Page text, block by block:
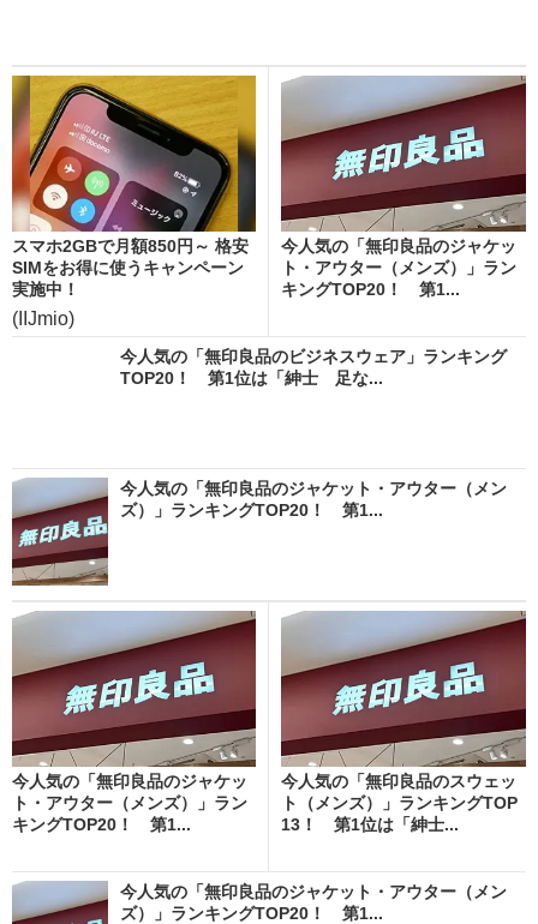
スマホ2GBで月額850円～ 格安
SIMをお得に使うキャンペーン
実施中！
(IIJmio)
今人気の「無印良品のジャケッ
ト・アウター（メンズ）」ラン
キングTOP20！ 第1...
今人気の「無印良品のビジネスウェア」ランキング
TOP20！ 第1位は「紳士 足な...
今人気の「無印良品のジャケット・アウター（メン
ズ）」ランキングTOP20！ 第1...
今人気の「無印良品のジャケッ
ト・アウター（メンズ）」ラン
キングTOP20！ 第1...
今人気の「無印良品のスウェッ
ト（メンズ）」ランキングTOP
13！ 第1位は「紳士...
今人気の「無印良品のジャケット・アウター（メン
ズ）」ランキングTOP20！ 第1...